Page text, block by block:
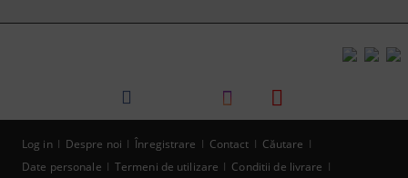
Log in Despre noi Înregistrare Contact
Căutare
Date personale
Termeni de utilizare
Conditii de livrare